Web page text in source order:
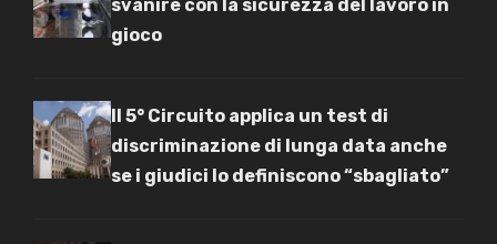
svanire con la sicurezza del lavoro in
gioco
Il 5° Circuito applica un test di
discriminazione di lunga data anche
se i giudici lo definiscono “sbagliato”